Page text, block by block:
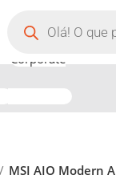
Corporate
MSI AIO Modern